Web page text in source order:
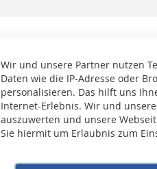
Wir und unsere Partner nutzen
Daten wie die IP-Adresse oder
personalisieren. Das hilft uns
Internet-Erlebnis. Wir und
auszuwerten und unsere
Sie hiermit um Erlaubnis zum